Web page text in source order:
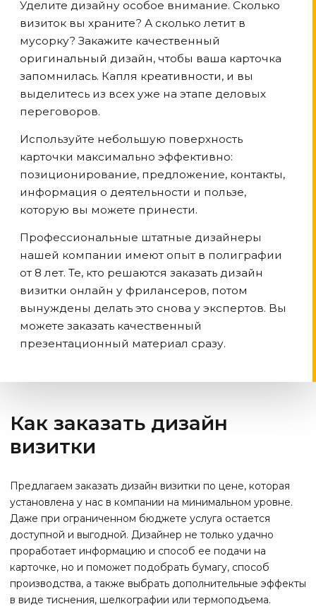
Уделите дизайну особое внимание. Сколько
визиток вы храните? А сколько летит в
мусорку? Закажите качественный
оригинальный дизайн, чтобы ваша карточка
запомнилась. Капля креативности, и вы
выделитесь из всех уже на этапе деловых
переговоров.
Используйте небольшую поверхность
карточки максимально эффективно:
позиционирование, предложение, контакты,
информация о деятельности и пользе,
которую вы можете принести.
Профессиональные штатные дизайнеры
нашей компании имеют опыт в полиграфии
от 8 лет. Те, кто решаются заказать дизайн
визитки онлайн у фрилансеров, потом
вынуждены делать это снова у экспертов. Вы
можете заказать качественный
презентационный материал сразу.
Как заказать дизайн
визитки
Предлагаем заказать дизайн визитки по цене, которая
установлена у нас в компании на минимальном уровне.
Даже при ограниченном бюджете услуга остается
доступной и выгодной. Дизайнер не только удачно
проработает информацию и способ ее подачи на
карточке, но и поможет подобрать бумагу, способ
производства, а также выбрать дополнительные эффекты
в виде тиснения, шелкографии или термоподъема.